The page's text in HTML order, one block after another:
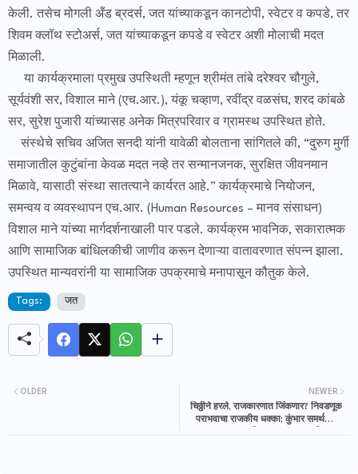
केली. तसेच मोगली अँड ब्रदर्स, जत यांच्याकडून कानटोपी, स्वेटर व कपडे, तर
शिवम क्लॉथ स्टोअर्स, जत यांच्याकडून कपडे व स्वेटर अशी मोलाची मदत
मिळाली.
या कार्यक्रमाला प्रमुख उपस्थिती म्हणून श्रीमंत तांबे दरेश्वर चौगुले,
सूर्यवंशी सर, विशाल माने (एच.आर.), यंकू चव्हाण, रवींद्र वळसंघ, शरद कांबळे
सर, सुरेश पुजारी यांच्यासह अनेक मित्रपरिवार व ग्रामस्थ उपस्थित होते.
संस्थेचे सचिव अजित सनदी यांनी यावेळी बोलताना सांगितले की, “दुरुग मुर्गी
समाजातील कुटुंबांना केवळ मदत नव्हे तर सन्मानजनक, सुरक्षित जीवनमान
मिळावे, यासाठी संस्था सातत्याने कार्यरत आहे.” कार्यक्रमाचे नियोजन,
समन्वय व व्यवस्थापन एच.आर. (Human Resources – मानव संसाधन)
विशाल माने यांच्या मार्गदर्शनाखाली पार पडले. कार्यक्रम भावनिक, सकारात्मक
आणि सामाजिक बांधिलकीची जाणीव करून देणाऱ्या वातावरणात संपन्न झाला.
उपस्थित मान्यवरांनी या सामाजिक उपक्रमाचे मनापासून कौतुक केले.
Tags: जत
NEWER
चिठ्ठीने हरले, राजकारणात जिंकणार? निवडणूक
पराभवाचा राजकीय धक्का; कुंभार समर्थकांचा
OLDER